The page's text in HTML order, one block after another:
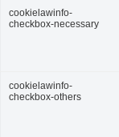
cookielawinfo-
checkbox-necessary
cookielawinfo-
checkbox-others